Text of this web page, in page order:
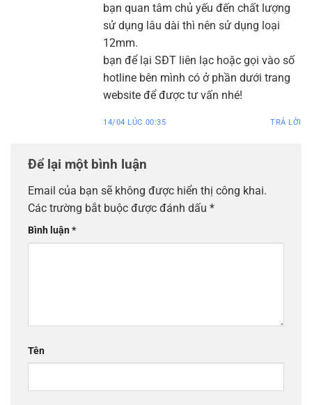
bạn quan tâm chủ yếu đến chất lượng
sử dụng lâu dài thì nên sử dụng loại
12mm.
bạn để lại SĐT liên lạc hoặc gọi vào số
hotline bên mình có ở phần dưới trang
website để được tư vấn nhé!
14/04 LÚC 00:35 TRẢ LỜI
Để lại một bình luận
Email của bạn sẽ không được hiển thị công khai.
Các trường bắt buộc được đánh dấu *
Bình luận*
Tên